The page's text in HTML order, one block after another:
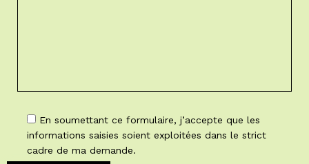
En soumettant ce formulaire, j’accepte que les
informations saisies soient exploitées dans le strict
cadre de ma demande.